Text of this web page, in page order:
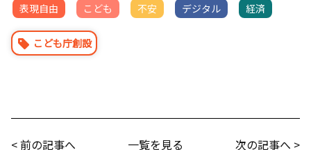
表現自由 こども 不安 デジタル 経済
こども庁創設
< 前の記事へ 一覧を見る 次の記事へ >